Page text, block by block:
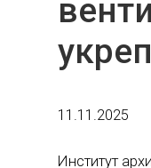
11.11.2025
Институт